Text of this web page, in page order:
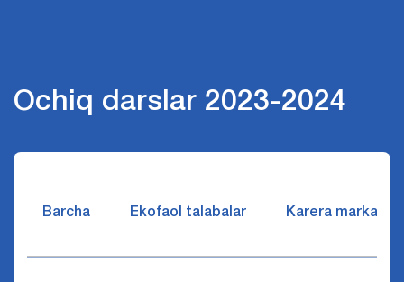
Ochiq darslar 2023-2024
Barcha Ekofaol talabalar Karera markazi